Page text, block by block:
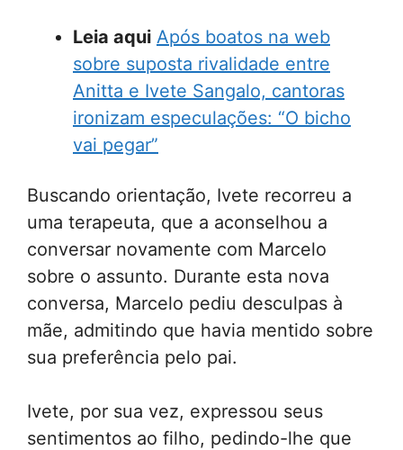
Leia aqui Após boatos na web
sobre suposta rivalidade entre
Anitta e Ivete Sangalo, cantoras
ironizam especulações: “O bicho
vai pegar”
Buscando orientação, Ivete recorreu a
uma terapeuta, que a aconselhou a
conversar novamente com Marcelo
sobre o assunto. Durante esta nova
conversa, Marcelo pediu desculpas à
mãe, admitindo que havia mentido sobre
sua preferência pelo pai.
Ivete, por sua vez, expressou seus
sentimentos ao filho, pedindo-lhe que